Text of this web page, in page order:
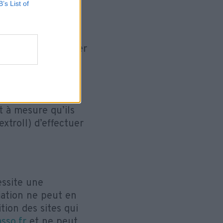
List of
veuillez consulter
décrit sur
mesure qu’ils
d’effectuer
une
ne peut en
des sites qui